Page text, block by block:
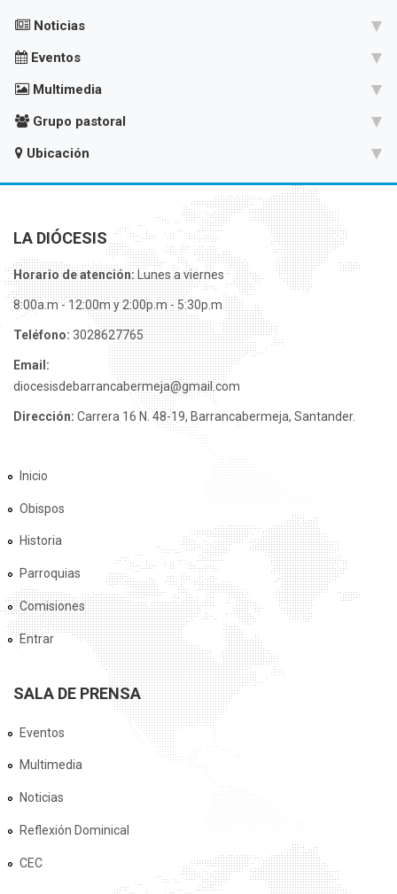
Noticias
Eventos
Multimedia
Grupo pastoral
Ubicación
LA DIÓCESIS
Horario de atención:Lunes a viernes
8:00a.m - 12:00m y 2:00p.m - 5:30p.m
Teléfono: 3028627765
Email:
diocesisdebarrancabermeja@gmail.com
Dirección: Carrera 16 N. 48-19, Barrancabermeja, Santander.
Inicio
Obispos
Historia
Parroquias
Comisiones
Entrar
SALA DE PRENSA
Eventos
Multimedia
Noticias
Reflexión Dominical
CEC